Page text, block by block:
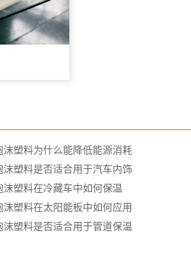
沫塑料为什么能降低能源消耗
沫塑料是否适合用于汽车内饰
沫塑料在冷藏车中如何保温
沫塑料在太阳能板中如何应用
沫塑料是否适合用于管道保温